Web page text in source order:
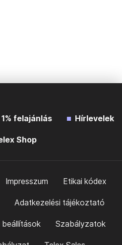
felajánlás Hírlevelek
Shop
Impresszum Etikai kódex
Adatkezelési tájékoztató
beállítások Szabályzatok